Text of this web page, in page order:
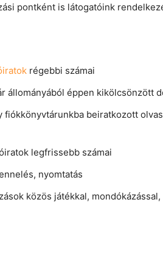
pontként is látogatóink
régebbi számai
állományából éppen
fiókkönyvtárunkba beiratkozott
legfrissebb számai
nyomtatás
közös játékkal,